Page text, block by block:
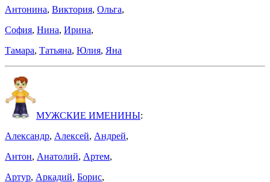
Антонина, Виктория, Ольга,
София, Нина, Ирина,
Тамара, Татьяна, Юлия, Яна
МУЖСКИЕ ИМЕНИНЫ:
Александр, Алексей, Андрей,
Антон, Анатолий, Артем,
Артур, Аркадий, Борис,